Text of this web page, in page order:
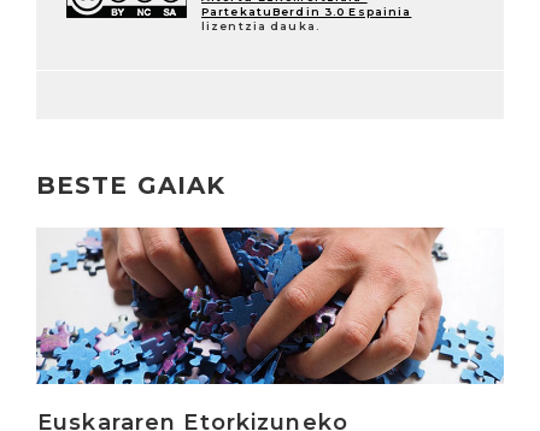
PartekatuBerdin 3.0 Espainia
lizentzia dauka.
BESTE GAIAK
Euskararen Etorkizuneko
Irakurri